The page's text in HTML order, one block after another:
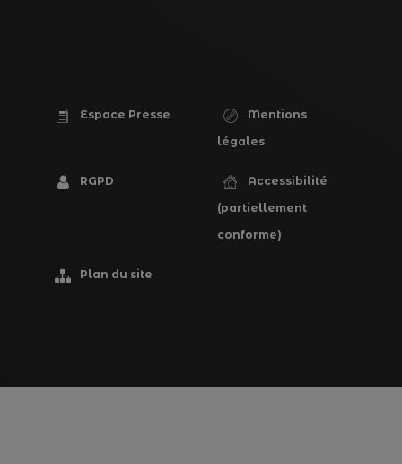
PIED
DE
Espace Presse
Mentions
légales
RGPD
Accessibilité
(partiellement
conforme)
Plan du site